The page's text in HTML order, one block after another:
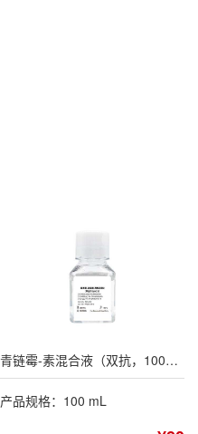
青链霉-素混合液（双抗，100×）
产品规格：100 mL